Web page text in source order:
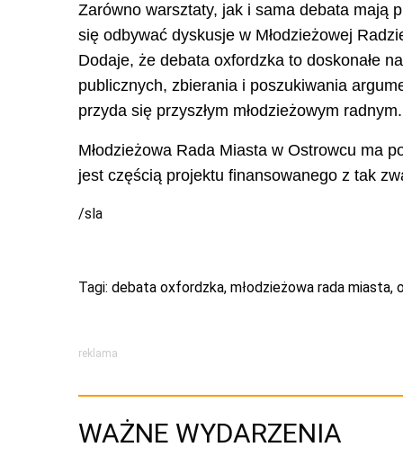
Zarówno warsztaty, jak i sama debata mają
się odbywać dyskusje w Młodzieżowej
Dodaje, że debata oxfordzka to doskonałe
publicznych, zbierania i poszukiwania
przyda się przyszłym młodzieżowym radnym.
Młodzieżowa Rada Miasta w Ostrowcu ma
jest częścią projektu finansowanego z tak
/sla
Tagi: debata oxfordzka, młodzieżowa rada miasta,
reklama
WAŻNE WYDARZENIA